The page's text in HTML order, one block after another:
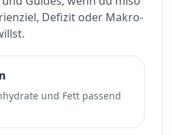
Defizit oder Makro-
und Fett passend